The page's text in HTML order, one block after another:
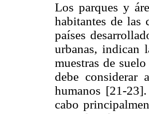
Los parques y
habitantes de las
países
urbanas, indican
muestras de
debe considerar
humanos [21-
cabo